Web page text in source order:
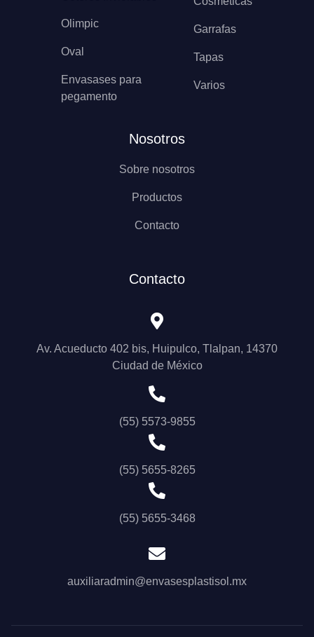
Olimpic
Oval
Envasases para
pegamento
Garrafas
Tapas
Varios
Nosotros
Sobre nosotros
Productos
Contacto
Contacto
Av. Acueducto 402 bis, Huipulco, Tlalpan, 14370
Ciudad de México
(55) 5573-9855
(55) 5655-8265
(55) 5655-3468
auxiliaradmin@envasesplastisol.mx